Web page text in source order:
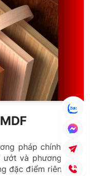
pháp chính được
và phương pháp
đặc điểm riêng biệt